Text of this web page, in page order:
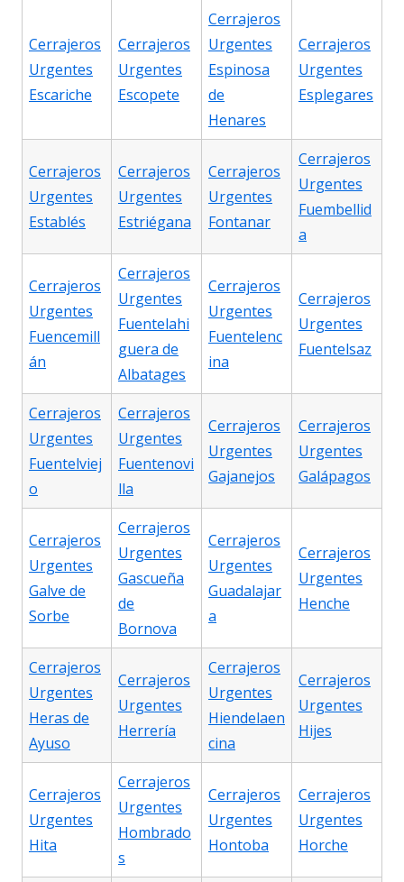
Cerrajeros
Urgentes
Escariche
Cerrajeros
Urgentes
Escopete
Cerrajeros
Urgentes
Espinosa
de
Henares
Cerrajeros
Urgentes
Esplegares
Cerrajeros
Urgentes
Establés
Cerrajeros
Urgentes
Estriégana
Cerrajeros
Urgentes
Fontanar
Cerrajeros
Urgentes
Fuembellid
a
Cerrajeros
Urgentes
Fuencemill
án
Cerrajeros
Urgentes
Fuentelahi
guera de
Albatages
Cerrajeros
Urgentes
Fuentelenc
ina
Cerrajeros
Urgentes
Fuentelsaz
Cerrajeros
Urgentes
Fuentelviej
o
Cerrajeros
Urgentes
Fuentenovi
lla
Cerrajeros
Urgentes
Gajanejos
Cerrajeros
Urgentes
Galápagos
Cerrajeros
Urgentes
Galve de
Sorbe
Cerrajeros
Urgentes
Gascueña
de
Bornova
Cerrajeros
Urgentes
Guadalajar
a
Cerrajeros
Urgentes
Henche
Cerrajeros
Urgentes
Heras de
Ayuso
Cerrajeros
Urgentes
Herrería
Cerrajeros
Urgentes
Hiendelaen
cina
Cerrajeros
Urgentes
Hijes
Cerrajeros
Urgentes
Hita
Cerrajeros
Urgentes
Hombrado
s
Cerrajeros
Urgentes
Hontoba
Cerrajeros
Urgentes
Horche